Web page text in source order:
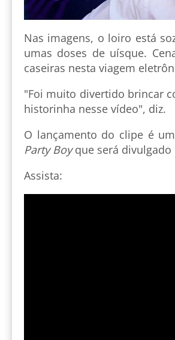
Nas imagens, o loiro está
umas doses de uísque.
caseiras nesta viagem
"Foi muito divertido brincar
historinha nesse vídeo", diz.
O lançamento do clipe é
Party Boyque será divulgado
Assista: